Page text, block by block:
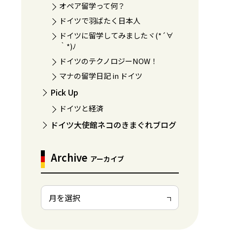
オペア留学って何？
ドイツで羽ばたく日本人
ドイツに留学してみましたヾ(*´∀
｀*)ﾉ
ドイツのテクノロジーNOW！
マナの留学日記 in ドイツ
Pick Up
ドイツと経済
ドイツ大使館ネコのきまぐれブログ
Archive アーカイブ